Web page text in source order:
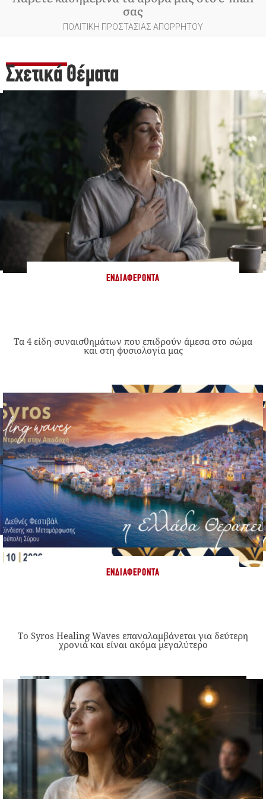
σας
ΠΟΛΙΤΙΚΗ ΠΡΟΣΤΑΣΙΑΣ ΑΠΟΡΡΗΤΟΥ
Σχετικά Θέματα
ΕΝΔΙΑΦΈΡΟΝΤΑ
Τα 4 είδη συναισθημάτων που επιδρούν άμεσα στο σώμα
και στη φυσιολογία μας
ΕΝΔΙΑΦΈΡΟΝΤΑ
Το Syros Healing Waves επαναλαμβάνεται για δεύτερη
χρονιά και είναι ακόμα μεγαλύτερο